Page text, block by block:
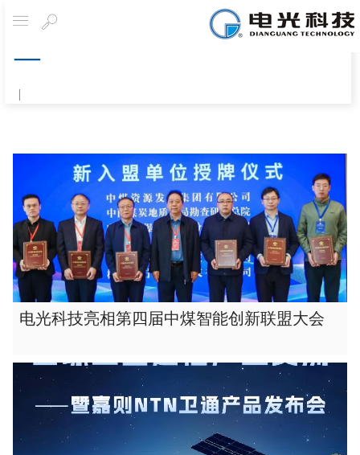
|
电光科技亮相第四届中煤智能创新联盟大会